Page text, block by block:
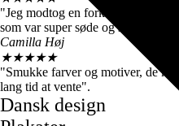
"Jeg modtog en forkert plakat.
som var super søde og sendte mig
Camilla Høj
★★★★★
"Smukke farver og motiver, de
lang tid at vente".
Dansk design